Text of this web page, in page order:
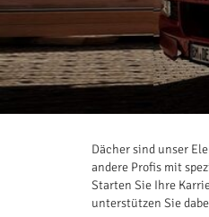
Dächer sind unser
andere Profis mit
Starten Sie Ihre
unterstützen Sie